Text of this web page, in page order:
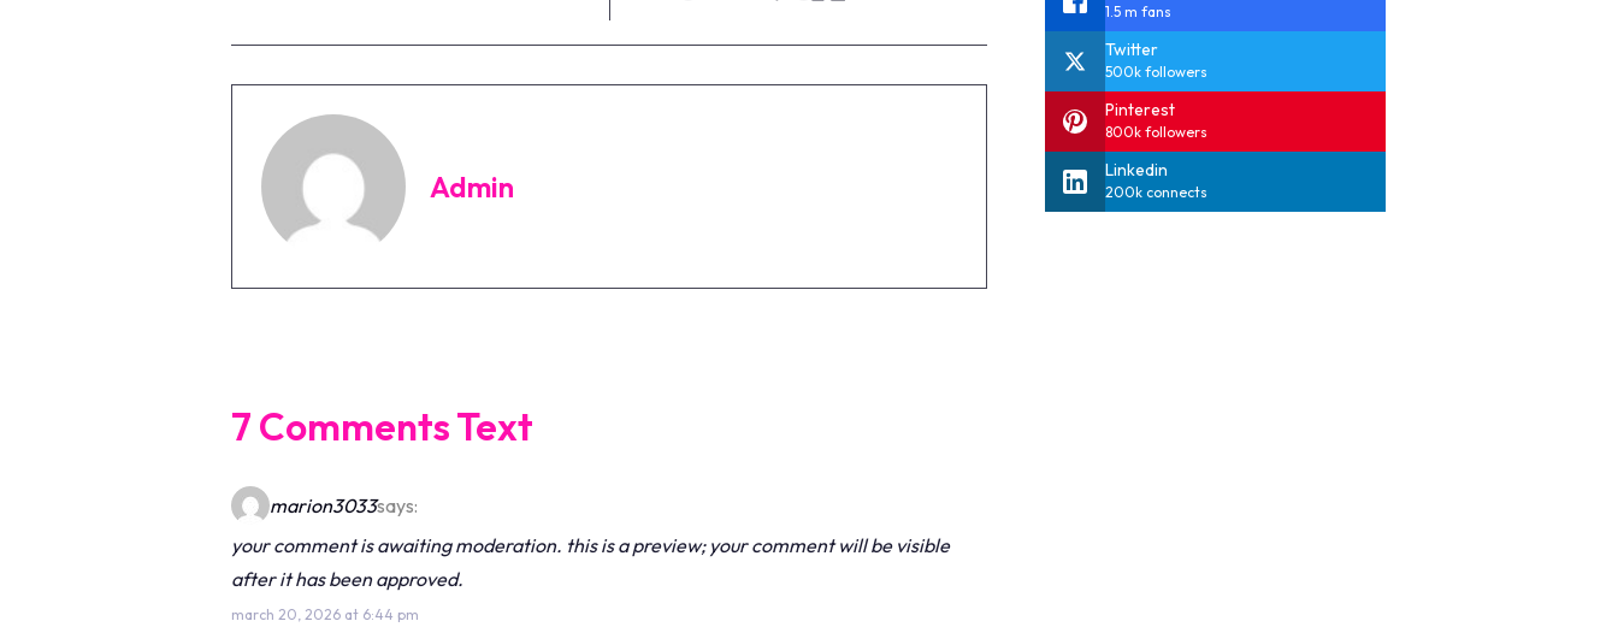
Admin
7 Comments Text
marion3033says:
your comment is awaiting moderation. this is a preview; your comment will be visible
after it has been approved.
march 20, 2026 at 6:44 pm
1.5 m fans
Twitter
500k followers
Pinterest
800k followers
Linkedin
200k connects